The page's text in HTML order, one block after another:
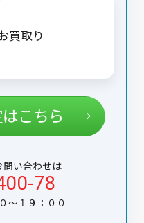
買取り
こちら
問い合わせは
78
〜１９：００